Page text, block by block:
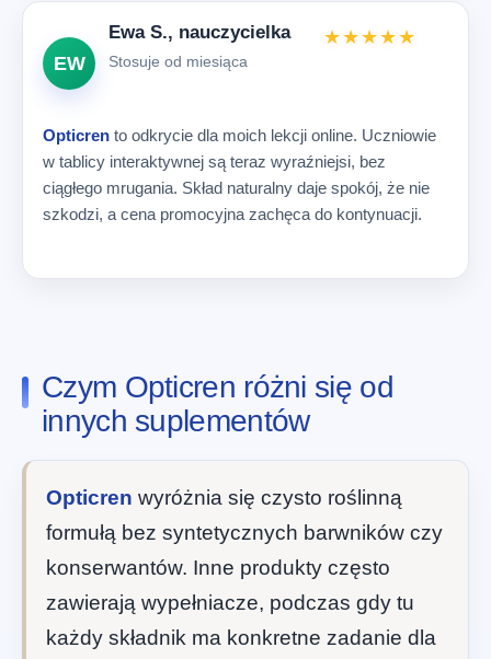
EW
Ewa S., nauczycielka
Stosuje od miesiąca
★★★★★
Opticren to odkrycie dla moich lekcji online. Uczniowie
w tablicy interaktywnej są teraz wyraźniejsi, bez
ciągłego mrugania. Skład naturalny daje spokój, że nie
szkodzi, a cena promocyjna zachęca do kontynuacji.
Czym Opticren różni się od
innych suplementów
Opticren wyróżnia się czysto roślinną
formułą bez syntetycznych barwników czy
konserwantów. Inne produkty często
zawierają wypełniacze, podczas gdy tu
każdy składnik ma konkretne zadanie dla